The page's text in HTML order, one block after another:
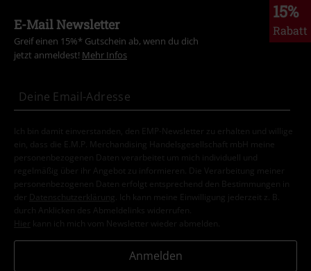
15%
Rabatt
E-Mail Newsletter
Greif einen 15%* Gutschein ab, wenn du dich
jetzt anmeldest! Mehr Infos
Ich bin damit einverstanden, den EMP-Newsletter zu erhalten und willige
ein, dass die E.M.P. Merchandising Handelsgesellschaft mbH meine
personenbezogenen Daten verarbeitet um mich individuell und
regelmäßig über ihr Angebot zu informieren. Die Verarbeitung meiner
personenbezogenen Daten erfolgt entsprechend den Bestimmungen in
der
Datenschutzerklärung
. Ich kann meine Einwilligung jederzeit z. B.
durch Anklicken des Abmeldelinks widerrufen.
Hier kann ich mich vom Newsletter wieder abmelden.
Anmelden